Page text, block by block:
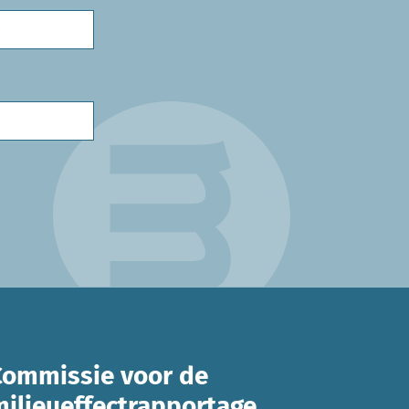
voor de